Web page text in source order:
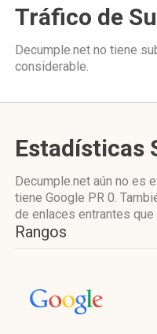
Tráfico de
Decumple.net no tiene
considerable.
Estadísticas
Decumple.net aún no es
tiene Google PR 0.
de enlaces entrantes que
Rangos